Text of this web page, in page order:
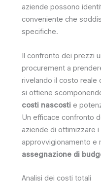
aziende possono
conveniente che
specifiche.
Il confronto dei prezzi
procurement a
rivelando il costo reale
si ottiene
costi nascosti e
Un efficace confronto
aziende di ottimizzare
approvvigionamento e
assegnazione di
Analisi dei costi totali